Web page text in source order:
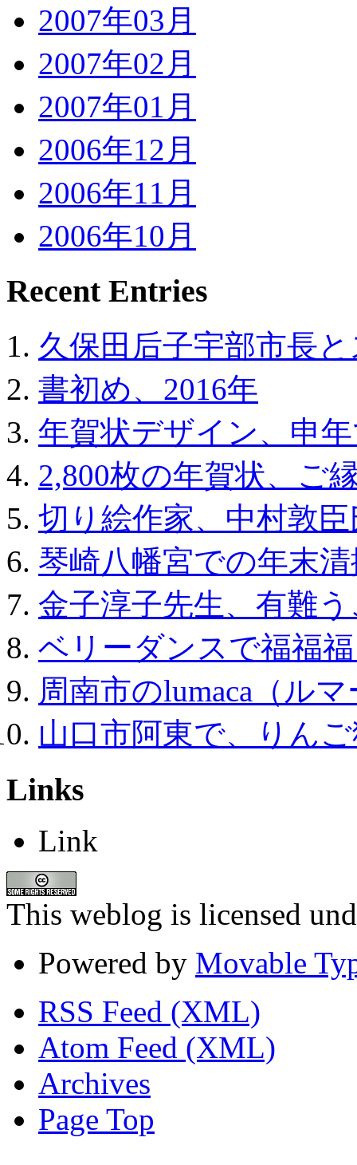
2007年03月
2007年02月
2007年01月
2006年12月
2006年11月
2006年10月
Recent Entries
久保田后子宇部市長
書初め、2016年
年賀状デザイン、申
2,800枚の年賀状、ご
切り絵作家、中村敦臣
琴崎八幡宮での年末
金子淳子先生、有難
ベリーダンスで福福
周南市のlumaca（ル
山口市阿東で、りん
Links
Link
This weblog is licensed
Powered by Movable
RSS Feed (XML)
Atom Feed (XML)
Archives
Page Top